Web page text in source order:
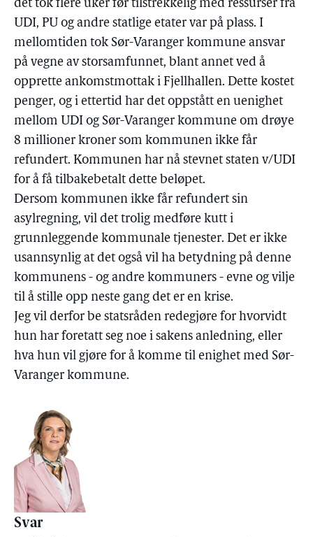
det tok flere uker før tilstrekkelig med ressurser fra
UDI, PU og andre statlige etater var på plass. I
mellomtiden tok Sør-Varanger kommune ansvar
på vegne av storsamfunnet, blant annet ved å
opprette ankomstmottak i Fjellhallen. Dette kostet
penger, og i ettertid har det oppstått en uenighet
mellom UDI og Sør-Varanger kommune om drøye
8 millioner kroner som kommunen ikke får
refundert. Kommunen har nå stevnet staten v/UDI
for å få tilbakebetalt dette beløpet.
Dersom kommunen ikke får refundert sin
asylregning, vil det trolig medføre kutt i
grunnleggende kommunale tjenester. Det er ikke
usannsynlig at det også vil ha betydning på denne
kommunens - og andre kommuners - evne og vilje
til å stille opp neste gang det er en krise.
Jeg vil derfor be statsråden redegjøre for hvorvidt
hun har foretatt seg noe i sakens anledning, eller
hva hun vil gjøre for å komme til enighet med Sør-
Varanger kommune.
Svar